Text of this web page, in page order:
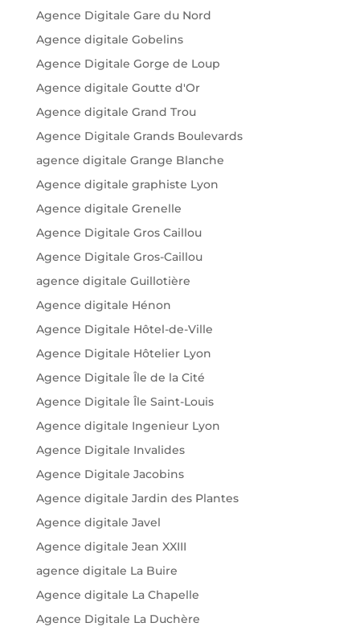
Agence Digitale Gare du Nord
Agence digitale Gobelins
Agence Digitale Gorge de Loup
Agence digitale Goutte d'Or
Agence digitale Grand Trou
Agence Digitale Grands Boulevards
agence digitale Grange Blanche
Agence digitale graphiste Lyon
Agence digitale Grenelle
Agence Digitale Gros Caillou
Agence Digitale Gros-Caillou
agence digitale Guillotière
Agence digitale Hénon
Agence Digitale Hôtel-de-Ville
Agence Digitale Hôtelier Lyon
Agence Digitale Île de la Cité
Agence Digitale Île Saint-Louis
Agence digitale Ingenieur Lyon
Agence Digitale Invalides
Agence Digitale Jacobins
Agence digitale Jardin des Plantes
Agence digitale Javel
Agence digitale Jean XXIII
agence digitale La Buire
Agence digitale La Chapelle
Agence Digitale La Duchère